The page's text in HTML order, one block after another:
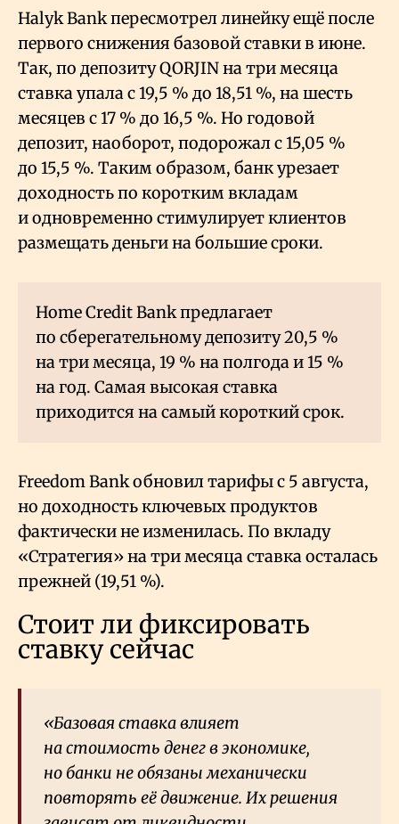
Halyk Bank пересмотрел линейку ещё после
первого снижения базовой ставки в июне.
Так, по депозиту QORJIN на три месяца
ставка упала с 19,5 % до 18,51 %, на шесть
месяцев с 17 % до 16,5 %. Но годовой
депозит, наоборот, подорожал с 15,05 %
до 15,5 %. Таким образом, банк урезает
доходность по коротким вкладам
и одновременно стимулирует клиентов
размещать деньги на большие сроки.
Home Credit Bank предлагает
по сберегательному депозиту 20,5 %
на три месяца, 19 % на полгода и 15 %
на год. Самая высокая ставка
приходится на самый короткий срок.
Freedom Bank обновил тарифы с 5 августа,
но доходность ключевых продуктов
фактически не изменилась. По вкладу
«Стратегия» на три месяца ставка осталась
прежней (19,51 %).
Стоит ли фиксировать
ставку сейчас
«Базовая ставка влияет
на стоимость денег в экономике,
но банки не обязаны механически
повторять её движение. Их решения